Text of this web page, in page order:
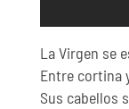
La Virgen se
Entre cortina
Sus cabellos